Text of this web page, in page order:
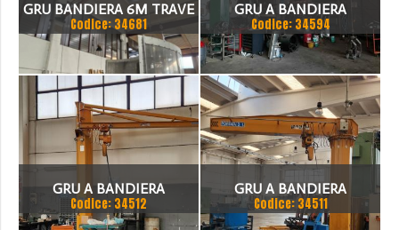
GRU BANDIERA 6M TRAVE
TIRANTATA + PARANCO
P.TA 200 KG + STAFFE
Codice: 34681
GRU A BANDIERA
ELEPHANT 1000 KG
Codice: 34594
GRU A BANDIERA
PEDRIELLI 2 TON
Codice: 34512
GRU A BANDIERA
PEDRIELLI 3 TON
Codice: 34511